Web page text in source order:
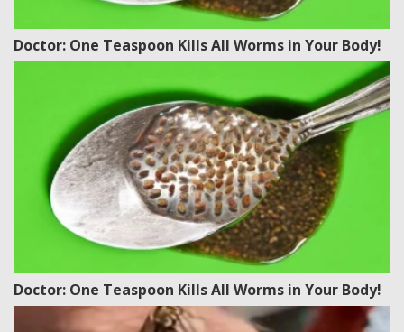
Doctor: One Teaspoon Kills All Worms in Your Body!
Doctor: One Teaspoon Kills All Worms in Your Body!